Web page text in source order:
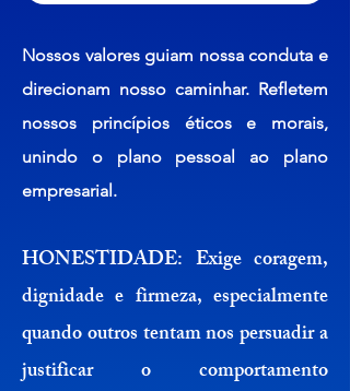
Nossos valores guiam nossa conduta e
direcionam nosso caminhar. Refletem
nossos princípios éticos e morais,
unindo o plano pessoal ao plano
empresarial.
HONESTIDADE: Exige coragem,
dignidade e firmeza, especialmente
quando outros tentam nos persuadir a
justificar o comportamento